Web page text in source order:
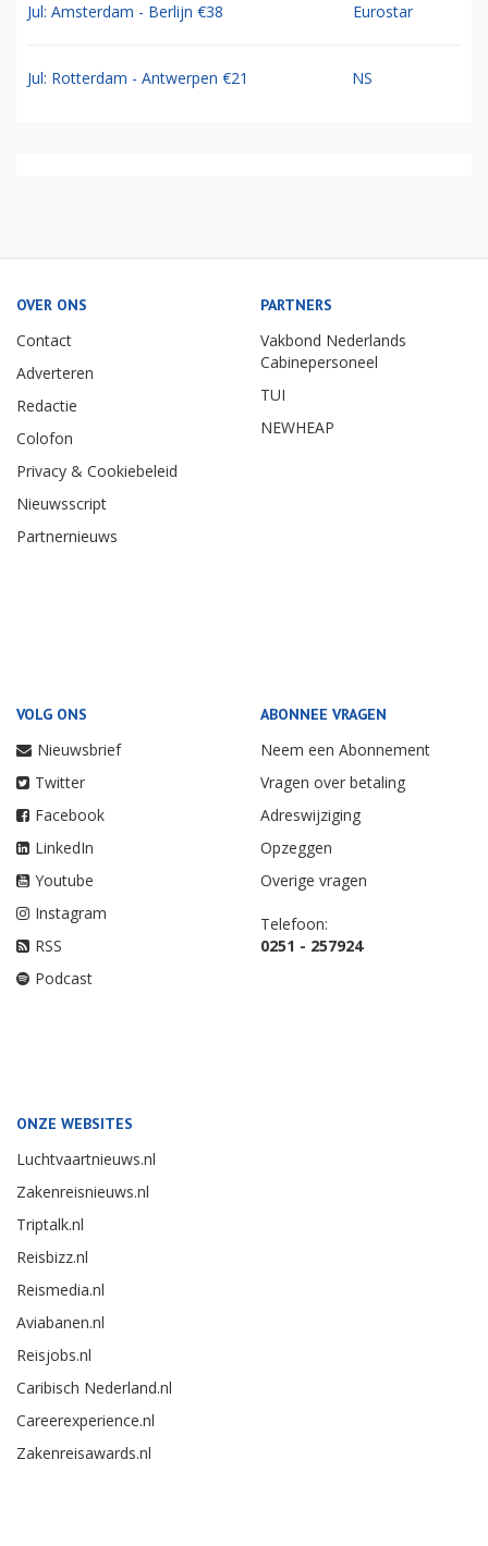
Jul: Amsterdam - Berlijn €38 Eurostar
Jul: Rotterdam - Antwerpen €21 NS
OVER ONS
Contact
Adverteren
Redactie
Colofon
Privacy & Cookiebeleid
Nieuwsscript
Partnernieuws
PARTNERS
Vakbond Nederlands
Cabinepersoneel
TUI
NEWHEAP
VOLG ONS
Nieuwsbrief
Twitter
Facebook
LinkedIn
Youtube
Instagram
RSS
Podcast
ABONNEE VRAGEN
Neem een Abonnement
Vragen over betaling
Adreswijziging
Opzeggen
Overige vragen
Telefoon:
0251 - 257924
ONZE WEBSITES
Luchtvaartnieuws.nl
Zakenreisnieuws.nl
Triptalk.nl
Reisbizz.nl
Reismedia.nl
Aviabanen.nl
Reisjobs.nl
Caribisch Nederland.nl
Careerexperience.nl
Zakenreisawards.nl